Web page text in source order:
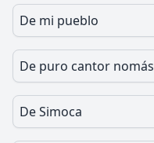
De mi pueblo
De puro cantor nomás
De Simoca